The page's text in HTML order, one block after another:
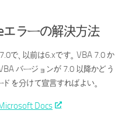
ラーの解決方法
、以前は6.xです。 VBA 7.0 か
バージョンが 7.0 以降かどう
を分けて宣言すればよい。
Docs